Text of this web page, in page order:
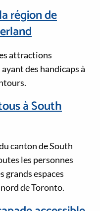
région de
attractions
des handicaps à
à South
canton de South
les personnes
grands espaces
de Toronto.